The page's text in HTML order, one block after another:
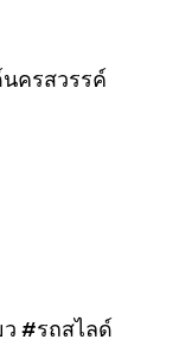
ครสวรรค์
#รถสไลด์